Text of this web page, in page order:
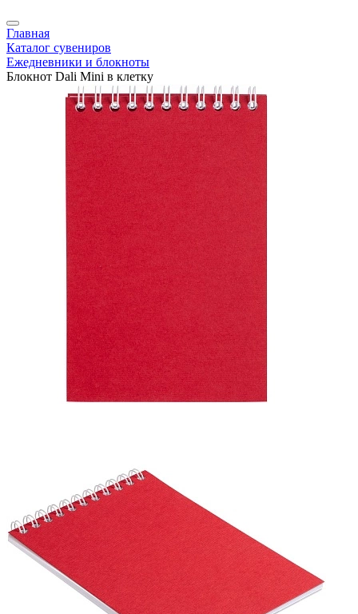
Главная
Каталог сувениров
Ежедневники и блокноты
Блокнот Dali Mini в клетку